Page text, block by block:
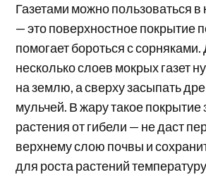
Газетами можно пользоваться в
— это поверхностное покрытие
помогает бороться с сорняками.
несколько слоев мокрых газет
на землю, а сверху засыпать
мульчей. В жару такое покрытие
растения от гибели — не даст
верхнему слою почвы и
для роста растений